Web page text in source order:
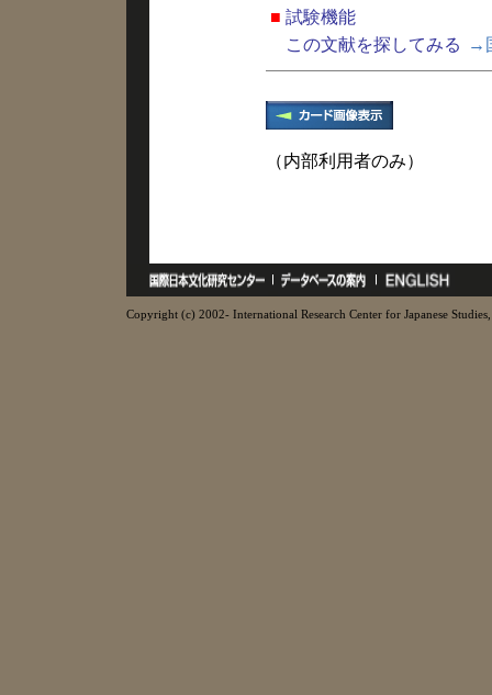
■ 試験機能
この文献を探してみる
→
（内部利用者のみ）
Copyright (c) 2002- International Research Center for Japanese